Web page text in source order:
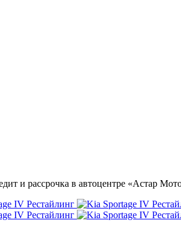
и рассрочка в автоцентре «Астар